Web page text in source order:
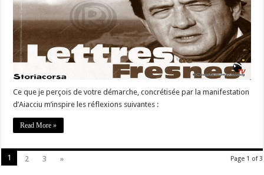
comité
du
fiumorbu »
par
Marcel
Lorenzoni
Ce que je perçois de votre démarche, concrétisée par la manifestation
d’Aiacciu m’inspire les réflexions suivantes :
Read More »
Page 1 of 3
1 2 3 »